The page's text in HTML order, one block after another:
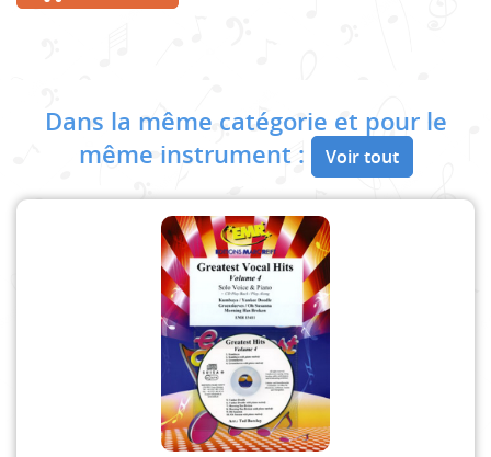
Dans la même catégorie et pour le
même instrument :
Voir tout